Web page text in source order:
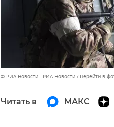
© РИА Новости . РИА Новости Перейти в
Читать в МАКС